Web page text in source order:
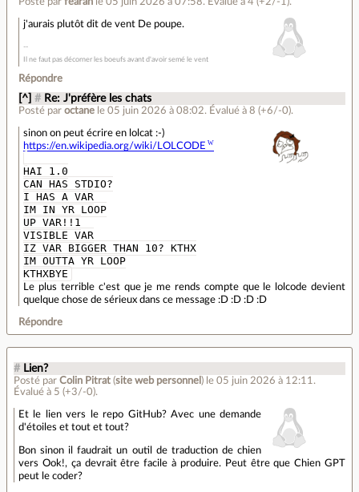
j'aurais plutôt dit de vent De poupe.
Il ne faut pas décorner les boeufs avant d'avoir semé le vent
Répondre
[^] # Re: J'préfère les chats
Posté paroctane le 05 juin 2026 à 08:02. Évalué à8 (+6/-0).
sinon on peut écrire en lolcat :-)
https://en.wikipedia.org/wiki/LOLCODE
HAI 1.0
CAN HAS STDIO?
I HAS A VAR
IM IN YR LOOP
UP VAR!!1
VISIBLE VAR
IZ VAR BIGGER THAN 10? KTHX
IM OUTTA YR LOOP
KTHXBYE
Le plus terrible c'est que je me rends compte que le lolcode devient
quelque chose de sérieux dans ce message :D :D :D :D
Répondre
# Lien?
Posté par Colin Pitrat (site web personnel ) le 05 juin 2026 à 12:11 .
Évalué à 5 (+3/-0).
Et le lien vers le repo GitHub? Avec une demande
d'étoiles et tout et tout?
Bon sinon il faudrait un outil de traduction de chien
vers Ook!, ça devrait être facile à produire. Peut être que Chien GPT
peut le coder?